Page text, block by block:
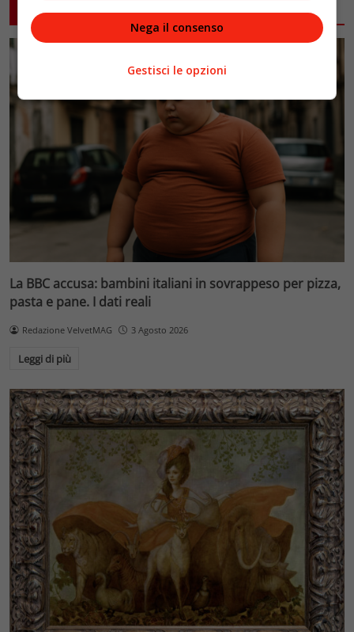
ARTICOLI CORRELATI
La BBC accusa: bambini italiani in sovrappeso per pizza,
pasta e pane. I dati reali
Redazione VelvetMAG 3 Agosto 2026
Leggi di più
Nega il consenso
Gestisci le opzioni